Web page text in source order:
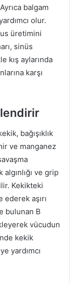
balgam
olur.
üretimini
sinüs
kış aylarında
karşı
bağışıklık
ve manganez
ve grip
Kekikteki
ederek aşırı
bulunan B
vücudun
kekik
yardımcı